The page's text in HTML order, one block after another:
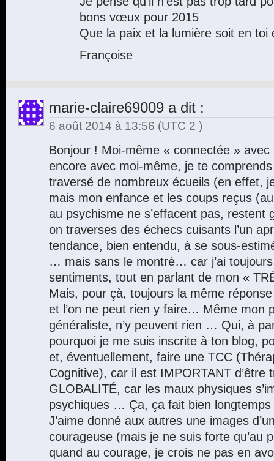
bons vœux pour 2015
Que la paix et la lumière soit en toi
Françoise
marie-claire69009 a dit :
6 août 2014 à 13:56 (UTC 2 )
Bonjour ! Moi-même « connectée » avec
encore avec moi-même, je te
traversé de nombreux écueils (en effet,
mais mon enfance et les coups reçus
au psychisme ne s’effacent pas, restent
on traverses des échecs cuisants l’un
tendance, bien entendu, à se sous-
… mais sans le montré… car j’ai
sentiments, tout en parlant de mon «
Mais, pour çà, toujours la même
et l’on ne peut rien y faire… Même mon
généraliste, n’y peuvent rien … Qui, à
pourquoi je me suis inscrite à ton blog,
et, éventuellement, faire une TCC
Cognitive), car il est IMPORTANT d’être
GLOBALITÉ, car les maux physiques
psychiques … Ça, ça fait bien
J’aime donné aux autres une images
courageuse (mais je ne suis forte qu’au
quand au courage, je crois ne pas en